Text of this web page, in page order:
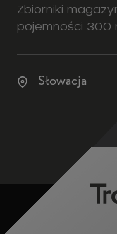
Zbiorniki
pojemności 300
Słowacja